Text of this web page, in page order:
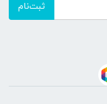
ثبت‌نام